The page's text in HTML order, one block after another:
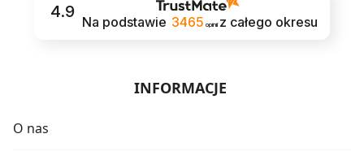
4.9
Na podstawie 3465 opinii z całego okresu
INFORMACJE
O nas